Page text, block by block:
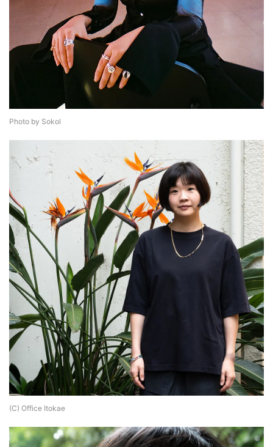
Photo by Sokol
(C)️ Office Itokae